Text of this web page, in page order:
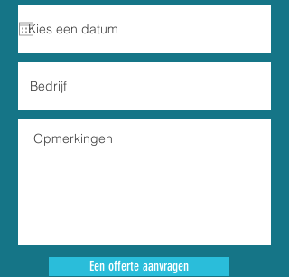
Een offerte aanvragen